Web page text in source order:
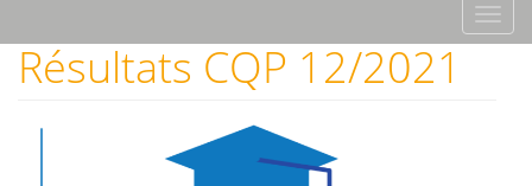
Résultats CQP 12/2021